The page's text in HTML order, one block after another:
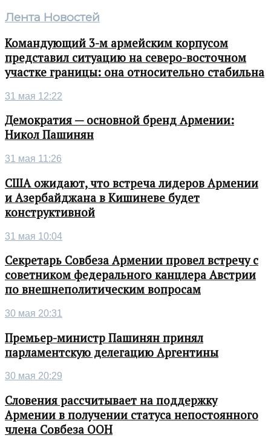
Лента Новостей
Командующий 3-м армейским корпусом
представил ситуацию на северо-восточном
участке границы: она относительно стабильна
31 мая 12:22
Демократия — основной бренд Армении:
Никол Пашинян
31 мая 11:26
США ожидают, что встреча лидеров Армении
и Азербайджана в Кишиневе будет
конструктивной
31 мая 10:04
Секретарь Совбеза Армении провел встречу с
советником федерального канцлера Австрии
по внешнеполитическим вопросам
30 мая 20:31
Премьер-министр Пашинян принял
парламентскую делегацию Аргентины
30 мая 20:29
Словения рассчитывает на поддержку
Армении в получении статуса непостоянного
члена Совбеза ООН